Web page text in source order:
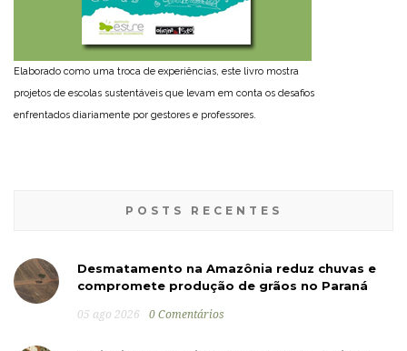
Elaborado como uma troca de experiências, este livro mostra
projetos de escolas sustentáveis que levam em conta os desafios
enfrentados diariamente por gestores e professores.
POSTS RECENTES
Desmatamento na Amazônia reduz chuvas e
compromete produção de grãos no Paraná
05 ago 2026 0 Comentários